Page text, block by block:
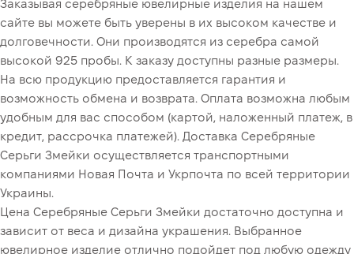
Заказывая серебряные ювелирные изделия на нашем
сайте вы можете быть уверены в их высоком качестве и
долговечности. Они производятся из серебра самой
высокой 925 пробы. К заказу доступны разные размеры.
На всю продукцию предоставляется гарантия и
возможность обмена и возврата. Оплата возможна любым
удобным для вас способом (картой, наложенный платеж, в
кредит, рассрочка платежей). Доставка Серебряные
Серьги Змейки осуществляется транспортными
компаниями Новая Почта и Укрпочта по всей территории
Украины.
Цена Серебряные Серьги Змейки достаточно доступна и
зависит от веса и дизайна украшения. Выбранное
ювелирное изделие отлично подойдет под любую одежду